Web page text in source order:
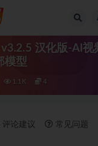
汉化版-AI
模型
1.1K 4
评论建议 常见问题